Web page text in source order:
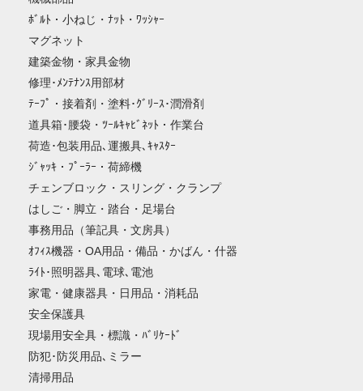
ﾎﾞﾙﾄ・小ねじ・ﾅｯﾄ・ﾜｯｼｬｰ
マグネット
建築金物・家具金物
修理･ﾒﾝﾃﾅﾝｽ用部材
ﾃｰﾌﾟ・接着剤・塗料･ｸﾞﾘｰｽ･潤滑剤
道具箱･腰袋・ﾂｰﾙｷｬﾋﾞﾈｯﾄ・作業台
荷造･包装用品､運搬具､ｷｬｽﾀｰ
ｼﾞｬｯｷ・ﾌﾟｰﾗｰ・荷締機
チェンブロック・スリング・クランプ
はしご・脚立・踏台・足場台
事務用品（筆記具・文房具）
ｵﾌｨｽ機器・OA用品・備品・かばん・什器
ﾗｲﾄ･照明器具､電球､電池
家電・健康器具・日用品・消耗品
安全保護具
現場用安全具・標識・ﾊﾞﾘｹｰﾄﾞ
防犯･防災用品､ミラー
清掃用品